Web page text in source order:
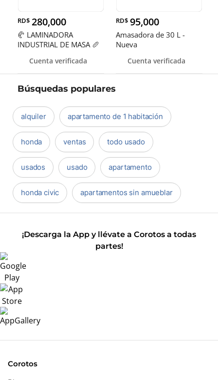
RD$ 280,000
🥐 LAMINADORA
INDUSTRIAL DE MASA 🥖
Cuenta verificada
RD$ 95,000
Amasadora de 30 L -
Nueva
Cuenta verificada
Búsquedas populares
alquiler apartamento de 1 habitación
honda ventas todo usado
usados usado apartamento
honda civic apartamentos sin amueblar
¡Descarga la App y llévate a Corotos a todas
partes!
Corotos